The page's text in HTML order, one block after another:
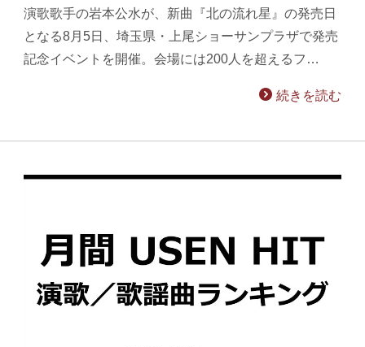
演歌歌手の岩本公水が、新曲『北の流れ星』の発売日
となる8月5日、埼玉県・上尾ショーサンプラザで発売
記念イベントを開催。会場には200人を超えるフ…
続きを読む